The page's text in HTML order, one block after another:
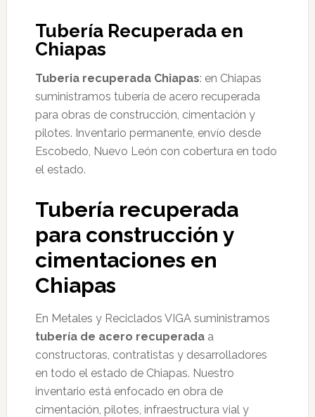
Tubería Recuperada en
Chiapas
Tuberia recuperada Chiapas: en Chiapas
suministramos tubería de acero recuperada
para obras de construcción, cimentación y
pilotes. Inventario permanente, envío desde
Escobedo, Nuevo León con cobertura en todo
el estado.
Tubería recuperada
para construcción y
cimentaciones en
Chiapas
En Metales y Reciclados VIGA suministramos
tubería de acero recuperadaa
constructoras, contratistas y desarrolladores
en todo el estado de Chiapas. Nuestro
inventario está enfocado en obra de
cimentación, pilotes, infraestructura vial y